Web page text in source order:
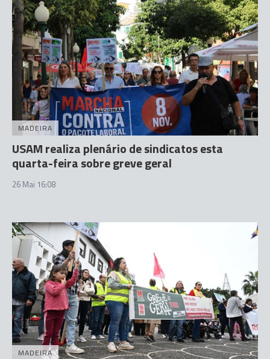
MADEIRA
USAM realiza plenário de sindicatos esta
quarta-feira sobre greve geral
26 Mai 16:08
MADEIRA